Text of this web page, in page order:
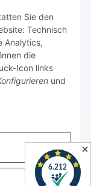
Sie den
Technisch
Analytics,
die
Icon links
und
✕